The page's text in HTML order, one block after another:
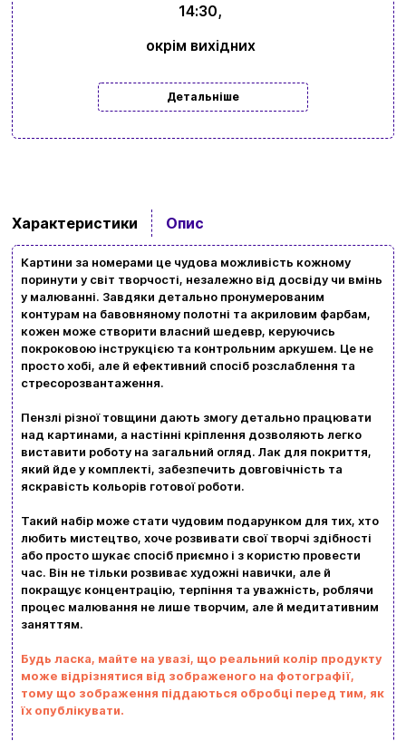
14:30,
окрім вихідних
Детальніше
Характеристики Опис
Картини за номерами це чудова можливість кожному
поринути у світ творчості, незалежно від досвіду чи вмінь
у малюванні. Завдяки детально пронумерованим
контурам на бавовняному полотні та акриловим фарбам,
кожен може створити власний шедевр, керуючись
покроковою інструкцією та контрольним аркушем. Це не
просто хобі, але й ефективний спосіб розслаблення та
стресорозвантаження.
Пензлі різної товщини дають змогу детально працювати
над картинами, а настінні кріплення дозволяють легко
виставити роботу на загальний огляд. Лак для покриття,
який йде у комплекті, забезпечить довговічність та
яскравість кольорів готової роботи.
Такий набір може стати чудовим подарунком для тих, хто
любить мистецтво, хоче розвивати свої творчі здібності
або просто шукає спосіб приємно і з користю провести
час. Він не тільки розвиває художні навички, але й
покращує концентрацію, терпіння та уважність, роблячи
процес малювання не лише творчим, але й медитативним
заняттям.
Будь ласка, майте на увазі, що реальний колір продукту
може відрізнятися від зображеного на фотографії,
тому що зображення піддаються обробці перед тим, як
їх опублікувати.
Бренди
Доставка та оплата
Новини та статті
Повернення та обмін товарів
Політика конфіденційності
Контакти
+380996393746
Замовити дзвінок
kubix.boardgames@gmail.com
UA ㅤRU
Ваш кошик зараз порожній
Перегляньте асортимент нашого магазину і ви
обовʼязково знайдете щось цікавеньке